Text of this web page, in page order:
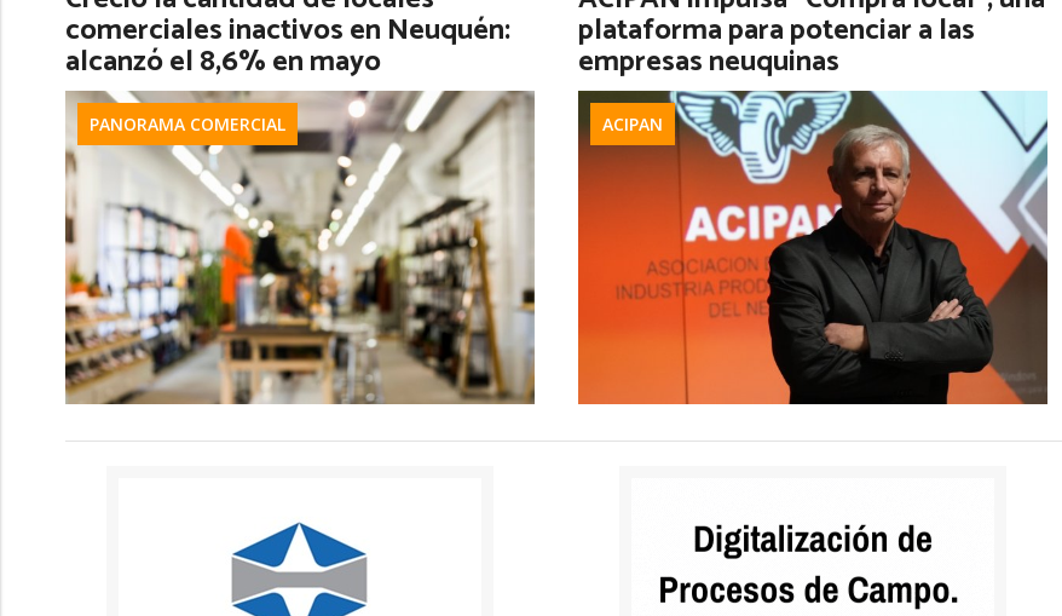
Ver más
comerciales inactivos en Neuquén:
alcanzó el 8,6% en mayo
PANORAMA COMERCIAL
plataforma para potenciar a las
empresas neuquinas
ACIPAN